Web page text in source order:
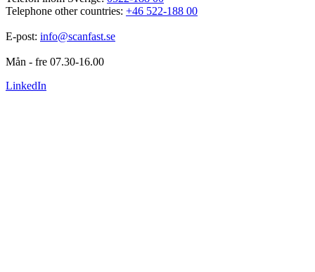
Telephone other countries: +46 522-188 00
E-post: info@scanfast.se
Mån - fre 07.30-16.00
LinkedIn